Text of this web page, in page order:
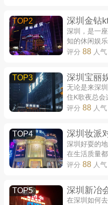
TOP2 深圳金钻
深圳，是一
知的休闲娱
最适合生活
评分 88 人气
TOP3 深圳宝丽
无论是来深
住K歌夜总会
费这么简单
评分 88 人气
TOP4 深圳妆派
深圳好耍的
在生活质量
的需要更几
评分 88 人气
TOP5 深圳新冶
在深圳如何